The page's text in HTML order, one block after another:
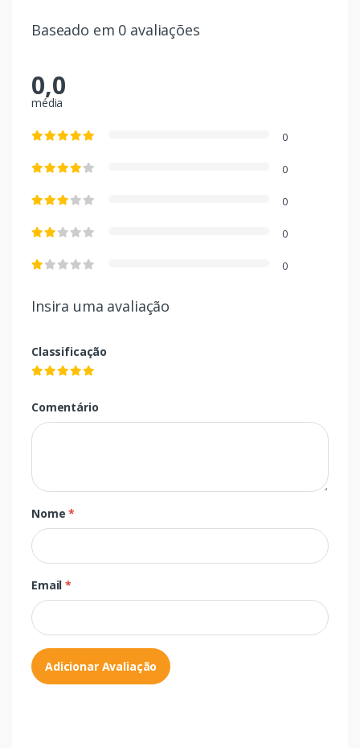
Baseado em 0 avaliações
0,0
média
0
0
0
0
0
Insira uma avaliação
Classificação
Comentário
Nome*
Email*
Adicionar Avaliação